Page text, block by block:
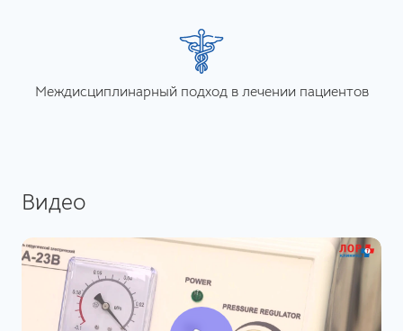
Междисциплинарный подход в лечении пациентов
Видео